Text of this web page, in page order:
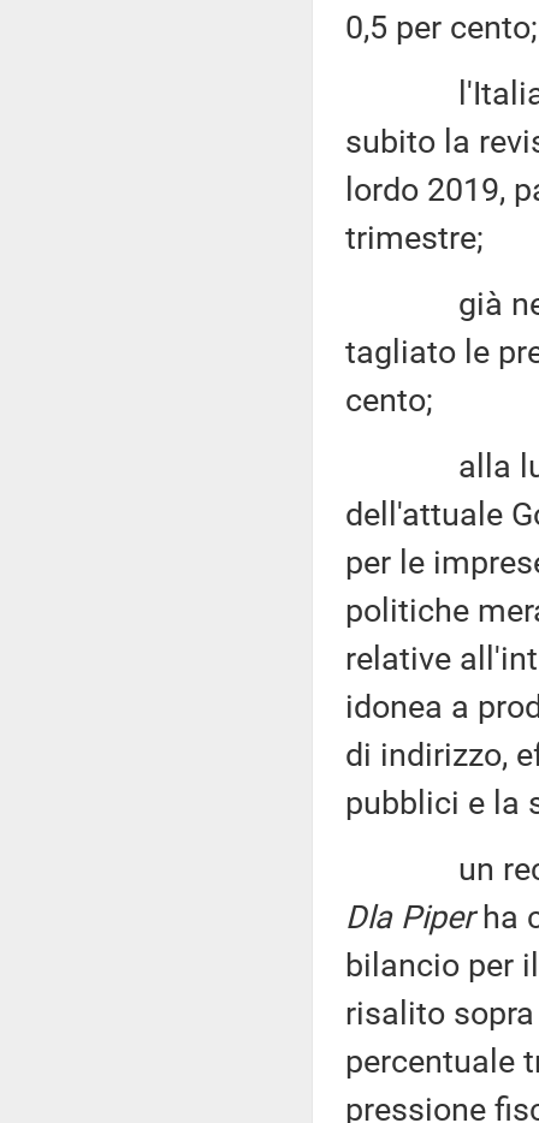
0,5 per cento;
l'Italia,
subito la
lordo 2019,
trimestre;
già nel
tagliato le
cento;
alla luce
dell'attuale
per le
politiche
relative
idonea a
di indirizzo,
pubblici e la
un
Dla Piperha
bilancio per
risalito
percentuale
pressione